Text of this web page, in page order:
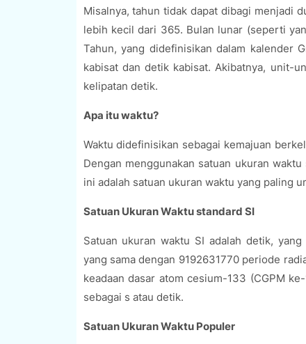
Misalnya, tahun tidak dapat dibagi menjadi
lebih kecil dari 365. Bulan lunar (seperti
Tahun, yang didefinisikan dalam kalender
kabisat dan detik kabisat. Akibatnya, unit-
kelipatan detik.
Apa itu waktu?
Waktu didefinisikan sebagai kemajuan
Dengan menggunakan satuan ukuran
ini adalah satuan ukuran waktu yang paling
Satuan Ukuran Waktu standard SI
Satuan ukuran waktu SI adalah detik,
yang sama dengan 9192631770 periode
keadaan dasar atom cesium-133 (CGPM
sebagai s atau detik.
Satuan Ukuran Waktu Populer